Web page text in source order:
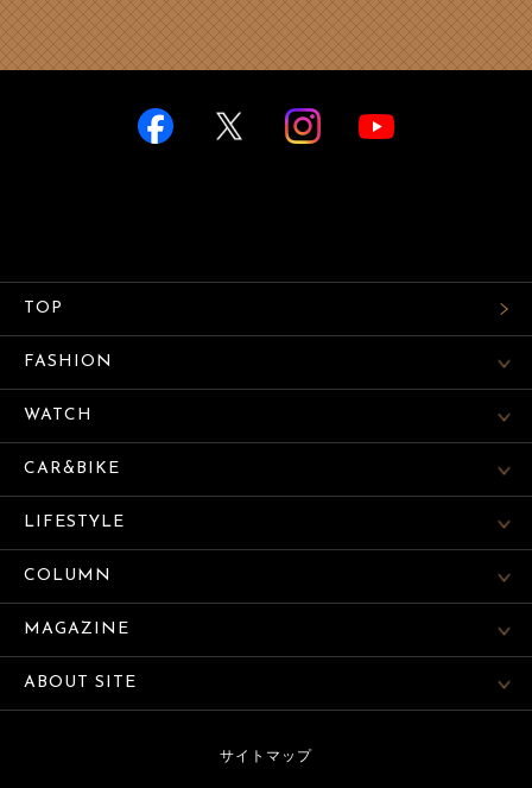
TOP
FASHION
WATCH
CAR&BIKE
LIFESTYLE
COLUMN
MAGAZINE
ABOUT SITE
サイトマップ